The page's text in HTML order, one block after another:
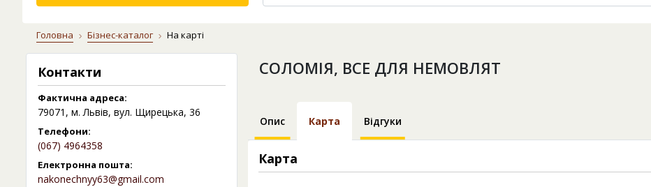
Головна Бізнес-каталог На карті
Контакти
Фактична адреса:
79071, м. Львів, вул. Щирецька, 36
Телефони:
(067) 4964358
Електронна пошта:
nakonechnyy63@gmail.com
СОЛОМІЯ, ВСЕ ДЛЯ НЕМОВЛЯТ
Опис Карта Відгуки
Карта